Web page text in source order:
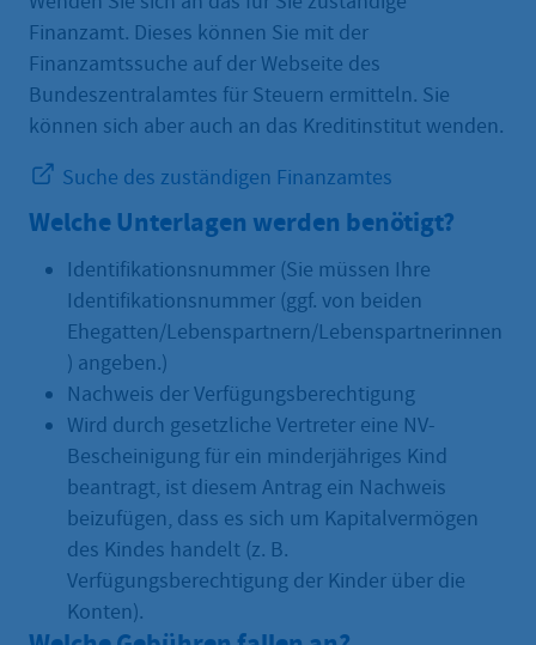
Finanzamt. Dieses können Sie mit der
Finanzamtssuche auf der Webseite des
Bundeszentralamtes für Steuern ermitteln. Sie
können sich aber auch an das Kreditinstitut wenden.
Suche des zuständigen Finanzamtes
Welche Unterlagen werden benötigt?
Identifikationsnummer (Sie müssen Ihre
Identifikationsnummer (ggf. von beiden
Ehegatten/Lebenspartnern/Lebenspartnerinnen
) angeben.)
Nachweis der Verfügungsberechtigung
Wird durch gesetzliche Vertreter eine NV-
Bescheinigung für ein minderjähriges Kind
beantragt, ist diesem Antrag ein Nachweis
beizufügen, dass es sich um Kapitalvermögen
des Kindes handelt (z. B.
Verfügungsberechtigung der Kinder über die
Konten).